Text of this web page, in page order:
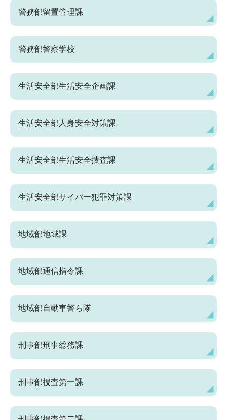
警務部留置管理課
警務部警察学校
生活安全部生活安全企画課
生活安全部人身安全対策課
生活安全部生活安全捜査課
生活安全部サイバー犯罪対策課
地域部地域課
地域部通信指令課
地域部自動車警ら隊
刑事部刑事総務課
刑事部捜査第一課